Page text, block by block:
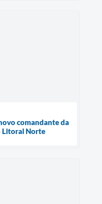
comandante da
Litoral Norte